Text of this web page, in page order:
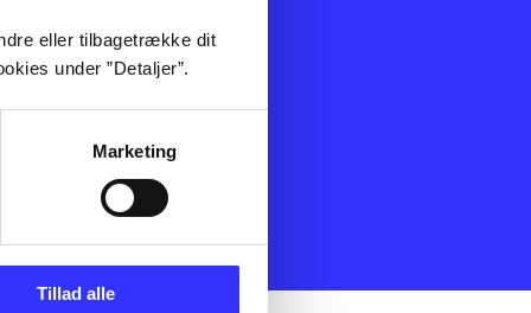
eller tilbagetrække dit
under ”Detaljer”.
Marketing
Tillad alle
Film
Musik